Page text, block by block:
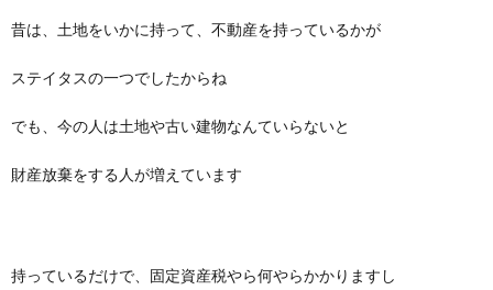
昔は、土地をいかに持って、不動産を持っているかが
ステイタスの一つでしたからね
でも、今の人は土地や古い建物なんていらないと
財産放棄をする人が増えています
持っているだけで、固定資産税やら何やらかかりますし